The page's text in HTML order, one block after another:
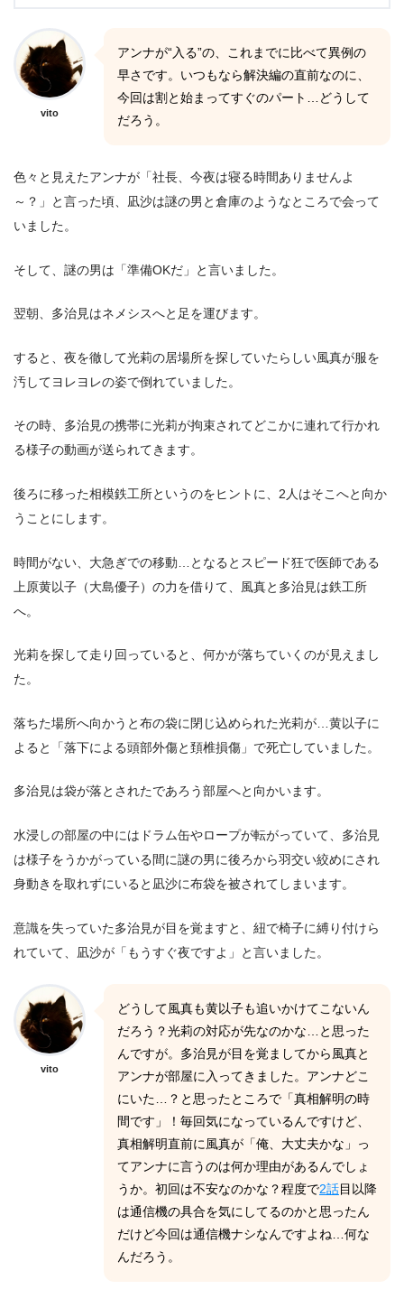
vito
アンナが“入る”の、これまでに比べて異例の
早さです。いつもなら解決編の直前なのに、
今回は割と始まってすぐのパート…どうして
だろう。
色々と見えたアンナが「社長、今夜は寝る時間ありませんよ
～？」と言った頃、凪沙は謎の男と倉庫のようなところで会って
いました。
そして、謎の男は「準備OKだ」と言いました。
翌朝、多治見はネメシスへと足を運びます。
すると、夜を徹して光莉の居場所を探していたらしい風真が服を
汚してヨレヨレの姿で倒れていました。
その時、多治見の携帯に光莉が拘束されてどこかに連れて行かれ
る様子の動画が送られてきます。
後ろに移った相模鉄工所というのをヒントに、2人はそこへと向か
うことにします。
時間がない、大急ぎでの移動…となるとスピード狂で医師である
上原黄以子（大島優子）の力を借りて、風真と多治見は鉄工所
へ。
光莉を探して走り回っていると、何かが落ちていくのが見えまし
た。
落ちた場所へ向かうと布の袋に閉じ込められた光莉が…黄以子に
よると「落下による頭部外傷と頚椎損傷」で死亡していました。
多治見は袋が落とされたであろう部屋へと向かいます。
水浸しの部屋の中にはドラム缶やロープが転がっていて、多治見
は様子をうかがっている間に謎の男に後ろから羽交い絞めにされ
身動きを取れずにいると凪沙に布袋を被されてしまいます。
意識を失っていた多治見が目を覚ますと、紐で椅子に縛り付けら
れていて、凪沙が「もうすぐ夜ですよ」と言いました。
vito
どうして風真も黄以子も追いかけてこないん
だろう？光莉の対応が先なのかな…と思った
んですが。多治見が目を覚ましてから風真と
アンナが部屋に入ってきました。アンナどこ
にいた…？と思ったところで「真相解明の時
間です」！毎回気になっているんですけど、
真相解明直前に風真が「俺、大丈夫かな」っ
てアンナに言うのは何か理由があるんでしょ
うか。初回は不安なのかな？程度で2話 目以降
は通信機の具合を気にしてるのかと思ったん
だけど今回は通信機ナシなんですよね…何な
んだろう。